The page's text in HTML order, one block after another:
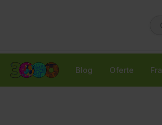
Blog Oferte